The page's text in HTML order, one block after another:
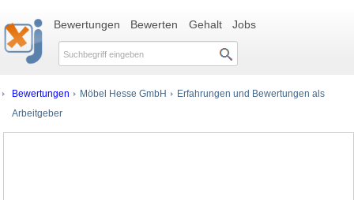
Bewertungen Bewerten Gehalt Jobs
Bewertungen Möbel Hesse GmbH Erfahrungen und Bewertungen als
Arbeitgeber